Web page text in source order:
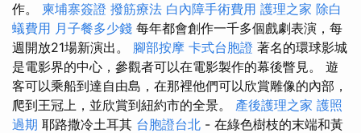
作。 柬埔寨簽證 撥筋療法 白內障手術費用 護理之家 除白
蟻費用 月子餐多少錢 每年都會創作一千多個戲劇表演，每
週開放21場新演出。 腳部按摩 卡式台胞證 著名的環球影城
是電影界的中心，參觀者可以在電影製作的幕後瞥見。 遊
客可以乘船到達自由島，在那裡他們可以欣賞雕像的內部，
爬到王冠上，並欣賞到紐約市的全景。 產後護理之家 護照
過期 耶路撒冷土耳其 台胞證台北 - 在綠色樹枝的末端和黃